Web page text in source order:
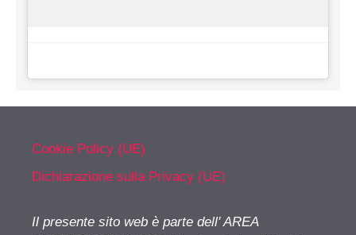
Cookie Policy (UE)
Dichiarazione sulla Privacy (UE)
Il presente sito web è parte dell' AREA